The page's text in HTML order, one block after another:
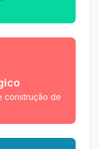
construção de